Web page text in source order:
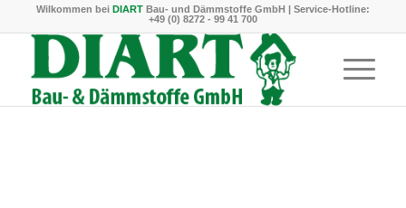
Wilkommen bei DIARTBau- und Dämmstoffe GmbH | Service-Hotline:
+49 (0) 8272 - 99 41 700